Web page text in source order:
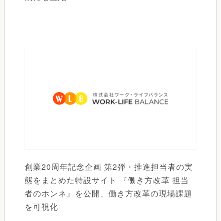
創業20周年記念企画 第2弾・推進担当者の実
態をまとめた特設サイト 『働き方改革 担当
者のホンネ』を公開、働き方改革の現場課題
を可視化